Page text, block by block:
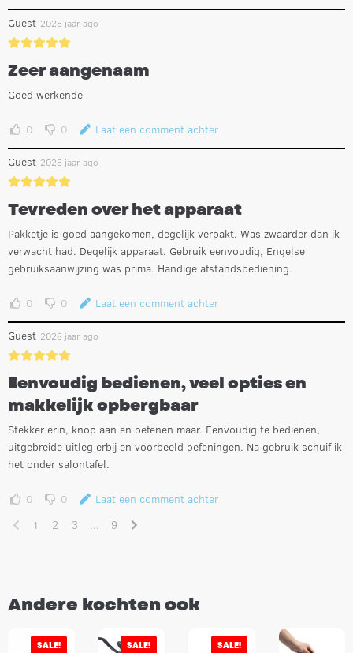
Guest 2028 jaar ago
Zeer aangenaam
Goed werkende
0 0 Laat een comment achter
Guest 2028 jaar ago
Tevreden over het apparaat
Pakketje is goed aangekomen, degelijk verpakt. Was zwaarder dan ik
verwacht had. Degelijk apparaat. Gebruik eenvoudig, Engelse
gebruiksaanwijzing was prima. Handige afstandsbediening.
0 0 Laat een comment achter
Guest 2028 jaar ago
Eenvoudig bedienen, veel opties en
makkelijk opbergbaar
Stekker erin, knop aan en oefenen maar. Eenvoudig te bedienen,
uitgebreide uitleg erbij en voorbeeld oefeningen. Na gebruik schuif ik
het onder salontafel.
0 0
Laat een comment achter
1
2 3 ... 9
Andere kochten ook
SALE! SALE! SALE!